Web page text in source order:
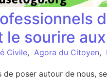
le sourire
Civile, Agora du Citoyen,
de poser autour de nous,